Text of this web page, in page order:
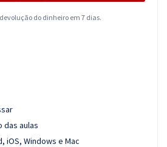
do dinheiro em 7 dias.
das aulas
iOS, Windows e Mac